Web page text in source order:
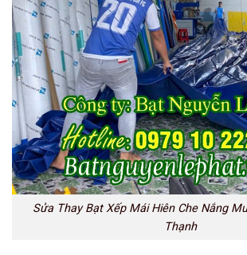
Sửa Thay Bạt Xếp Mái Hiên Che Nắng
Thạnh